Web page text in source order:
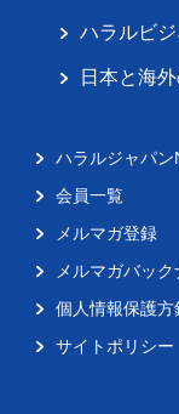
ハラルビ
日本と海
ハラルジャパン
会員一覧
メルマガ登録
メルマガバック
個人情報保護方
サイトポリシー